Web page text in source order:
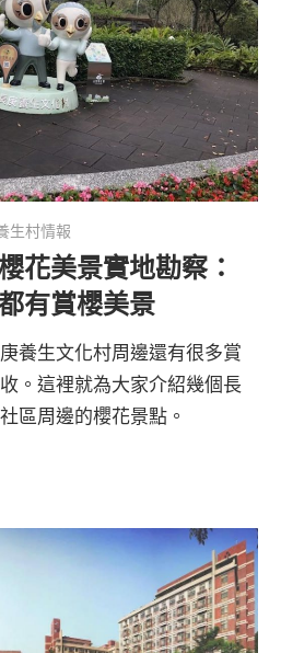
生村情報
花美景實地勘察：
有賞櫻美景
養生文化村周邊還有很多賞
。這裡就為大家介紹幾個長
區周邊的櫻花景點。